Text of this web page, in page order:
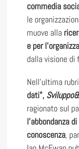
commedia
le
muove alla
e per
dalla visione di
Nell’ultima
dati”,
ragionato sul
l’abbondanza
conoscenza,